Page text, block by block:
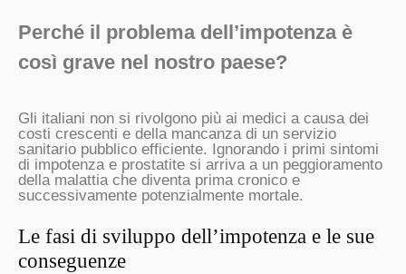
Perché il problema dell’impotenza è
così grave nel nostro paese?
Gli italiani non si rivolgono più ai medici a causa dei
costi crescenti e della mancanza di un servizio
sanitario pubblico efficiente. Ignorando i primi sintomi
di impotenza e prostatite si arriva a un peggioramento
della malattia che diventa prima cronico e
successivamente potenzialmente mortale.
Le fasi di sviluppo dell’impotenza e le sue
conseguenze